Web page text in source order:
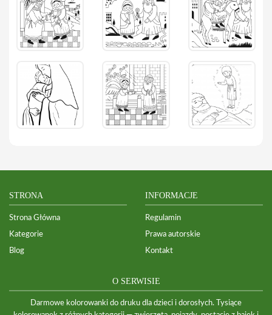
STRONA
Strona Główna
Kategorie
Blog
INFORMACJE
Regulamin
Prawa autorskie
Kontakt
O SERWISIE
Darmowe kolorowanki do druku dla dzieci i dorosłych. Tysiące